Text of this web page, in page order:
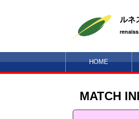
ルネ
HOME
MATCH